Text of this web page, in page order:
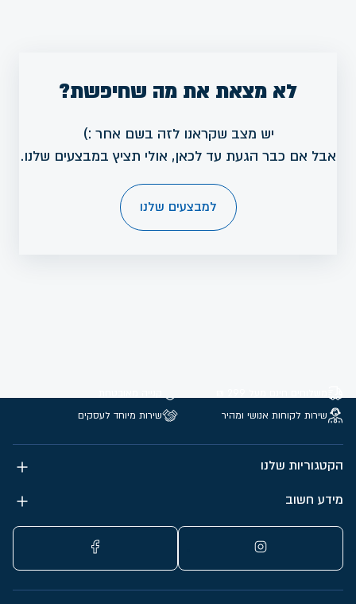
לא מצאת את מה שחיפשת?
יש מצב שקראנו לזה בשם אחר :)
אבל אם כבר הגעת עד לכאן, אולי תציץ במבצעים שלנו.
למבצעים שלנו
שירות לקוחות אנושי ומהיר
שירות מיוחד לעסקים
הקטגוריות שלנו
מידע חשוב